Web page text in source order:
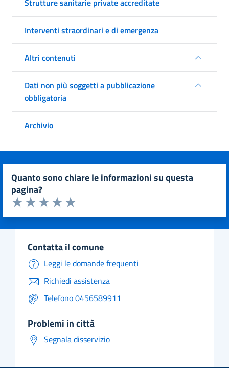
Strutture sanitarie private accreditate
Interventi straordinari e di emergenza
Altri contenuti
Dati non più soggetti a pubblicazione
obbligatoria
Archivio
quanto sono chiare le informazioni su questa
pagina?
Valuta da 1 a 5 stelle la pagina
Valuta 5 stelle su 5
Valuta 4 stelle su 5
Valuta 3 stelle su 5
Valuta 2 stelle su 5
Valuta 1 stelle su 5
contatta il comune
Leggi le domande frequenti
Richiedi assistenza
Telefono 0456589911
problemi in città
Segnala disservizio